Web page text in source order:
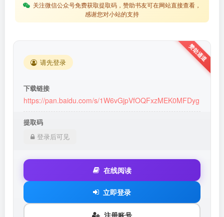
关注微信公众号免费获取提取码，赞助书友可在网站直接查看，
感谢您对小站的支持
请先登录
下载链接
https://pan.baidu.com/s/1W6vGjpVfOQFxzMEK0MFDyg
提取码
登录后可见
在线阅读
立即登录
注册账号